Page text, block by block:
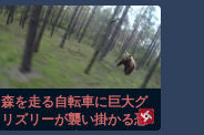
森を走る自転車に巨大グ
リズリーが襲い掛かる恐